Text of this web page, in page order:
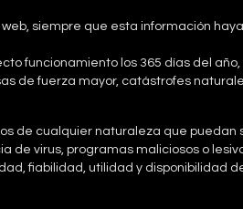
siempre que esta información
funcionamiento los 365 días del
de fuerza mayor, catástrofes
de cualquier naturaleza que puedan
virus, programas maliciosos o
fiabilidad, utilidad y disponibilidad